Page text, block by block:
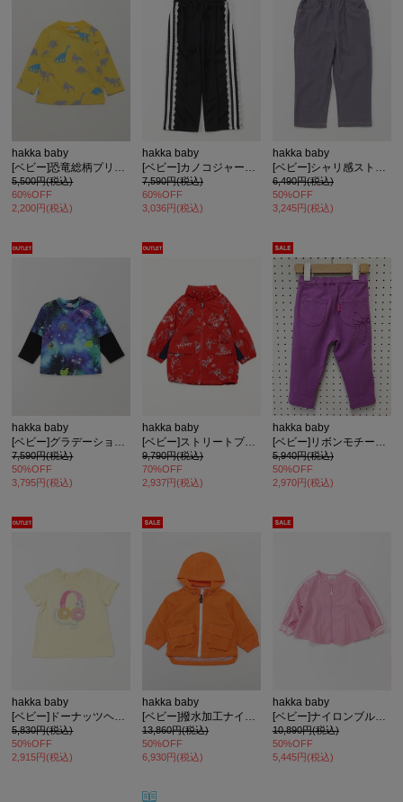
hakka baby
[ベビー]恐竜総柄プリントインレイ裏毛トレーナー
5,500円(税込)
60%OFF
2,200円(税込)
hakka baby
[ベビー]カノコジャージートラックパンツ
7,590円(税込)
60%OFF
3,036円(税込)
hakka baby
[ベビー]シャリ感ストレッチスリムパンツ
6,490円(税込)
50%OFF
3,245円(税込)
hakka baby
[ベビー]グラデーションコスモプリントレイヤード風トレーナー
7,590円(税込)
50%OFF
3,795円(税込)
hakka baby
[ベビー]ストリートプリントブルゾン
9,790円(税込)
70%OFF
2,937円(税込)
hakka baby
[ベビー]リボンモチーフアップリケ のびのびストレッチカットツイルテーパードパンツ
5,940円(税込)
50%OFF
2,970円(税込)
hakka baby
5,830円(税込)
50%OFF
2,915円(税込)
hakka baby
13,860円(税込)
50%OFF
6,930円(税込)
hakka baby
[ベビー]ナイロンブルゾン
10,890円(税込)
50%OFF
5,445円(税込)